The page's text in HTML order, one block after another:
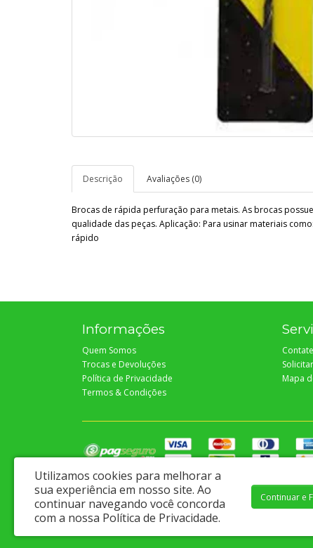
Descrição Avaliações (0)
Brocas de rápida perfuração para metais. As brocas
qualidade das peças. Aplicação: Para usinar materiais
rápido
Informações
Quem Somos
Trocas e Devoluções
Política de Privacidade
Termos & Condições
Mapa
Proteção e Ferramentas Ltda - CNPJ: 04.547.233/0001-60
Av. Coelho e Campos, 972 - Sergipe / Aracaju - CEP
Utilizamos cookies para melhorar a
sua experiência em nosso site. Ao
continuar navegando você concorda
com a nossa Política de Privacidade.
Continuar e